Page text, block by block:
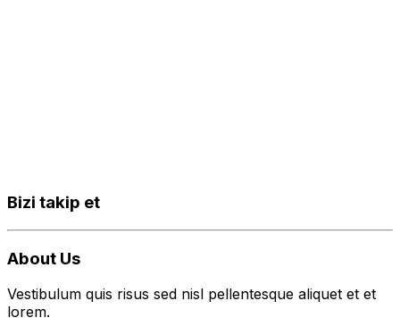
Bizi takip et
About Us
Vestibulum quis risus sed nisl pellentesque aliquet et et
lorem.